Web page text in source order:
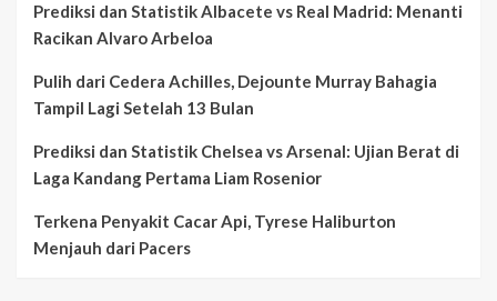
Prediksi dan Statistik Albacete vs Real Madrid: Menanti
Racikan Alvaro Arbeloa
Pulih dari Cedera Achilles, Dejounte Murray Bahagia
Tampil Lagi Setelah 13 Bulan
Prediksi dan Statistik Chelsea vs Arsenal: Ujian Berat di
Laga Kandang Pertama Liam Rosenior
Terkena Penyakit Cacar Api, Tyrese Haliburton
Menjauh dari Pacers